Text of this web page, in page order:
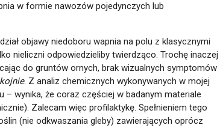
w formie nawozów pojedynczych lub
objawy niedoboru wapnia na polu z klasycznymi
nieliczni odpowiedzieliby twierdząco. Trochę inaczej
do gruntów ornych, brak wizualnych symptomów
. Z analiz chemicznych wykonywanych w mojej
– wynika, że coraz częściej w badanym materiale
Zalecam więc profilaktykę. Spełnieniem tego
(nie odkwaszania gleby) zawierających oprócz